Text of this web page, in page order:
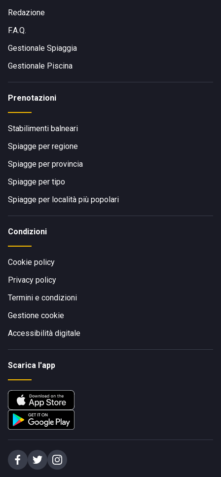
Redazione
F.A.Q.
Gestionale Spiaggia
Gestionale Piscina
Prenotazioni
Stabilimenti balneari
Spiagge per regione
Spiagge per provincia
Spiagge per tipo
Spiagge per località più popolari
Condizioni
Cookie policy
Privacy policy
Termini e condizioni
Gestione cookie
Accessibilità digitale
Scarica l'app